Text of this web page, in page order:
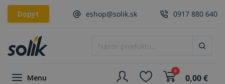
Dopyt eshop@solik.sk 0917 880 640
Menu
0
0,00€